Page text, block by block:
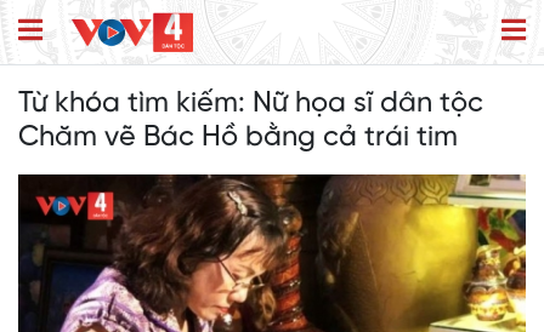
Từ khóa tìm kiếm: Nữ họa sĩ dân tộc
Chăm vẽ Bác Hồ bằng cả trái tim